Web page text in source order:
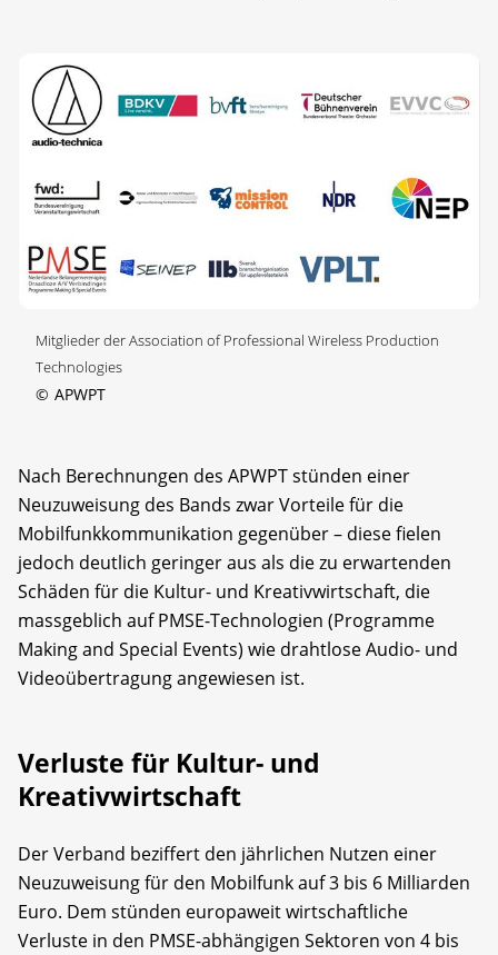
Mitglieder der Association of Professional Wireless Production
Technologies
© APWPT
Nach Berechnungen des APWPT stünden einer
Neuzuweisung des Bands zwar Vorteile für die
Mobilfunkkommunikation gegenüber – diese fielen
jedoch deutlich geringer aus als die zu erwartenden
Schäden für die Kultur- und Kreativwirtschaft, die
massgeblich auf PMSE-Technologien (Programme
Making and Special Events) wie drahtlose Audio- und
Videoübertragung angewiesen ist.
Verluste für Kultur- und
Kreativwirtschaft
Der Verband beziffert den jährlichen Nutzen einer
Neuzuweisung für den Mobilfunk auf 3 bis 6 Milliarden
Euro. Dem stünden europaweit wirtschaftliche
Verluste in den PMSE-abhängigen Sektoren von 4 bis